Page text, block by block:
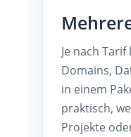
Je nach
Domains,
in einem
praktisch,
Projekte